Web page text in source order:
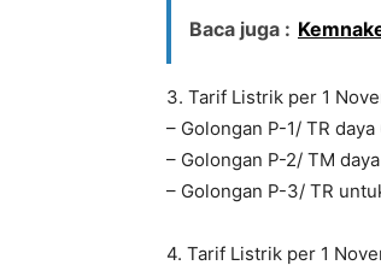
Baca juga :
3. Tarif Listrik per 1
– Golongan P-1/ TR
– Golongan P-2/ TM
– Golongan P-3/ TR
4. Tarif Listrik per 1